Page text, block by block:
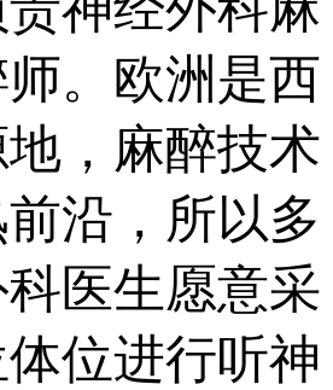
。欧洲是西
地，麻醉技术
沿，所以多
医生愿意采
位进行听神